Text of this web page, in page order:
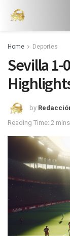
Home Deportes
Sevilla 1-
by
Reading Time: 2